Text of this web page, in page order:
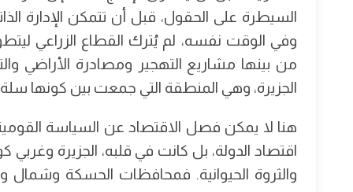
السيطرة على الحقول، قبل أن تتمكن الإدارة
وفي الوقت نفسه، لم يُترك القطاع الزراعي
من بينها مشاريع التهجير ومصادرة الأراضي
الجزيرة، وهي المنطقة التي جمعت بين كونها
هنا لا يمكن فصل الاقتصاد عن السياسة
اقتصاد الدولة، بل كانت في قلبه، الجزيرة وغربي
والثروة الحيوانية. فمحافظات الحسكة